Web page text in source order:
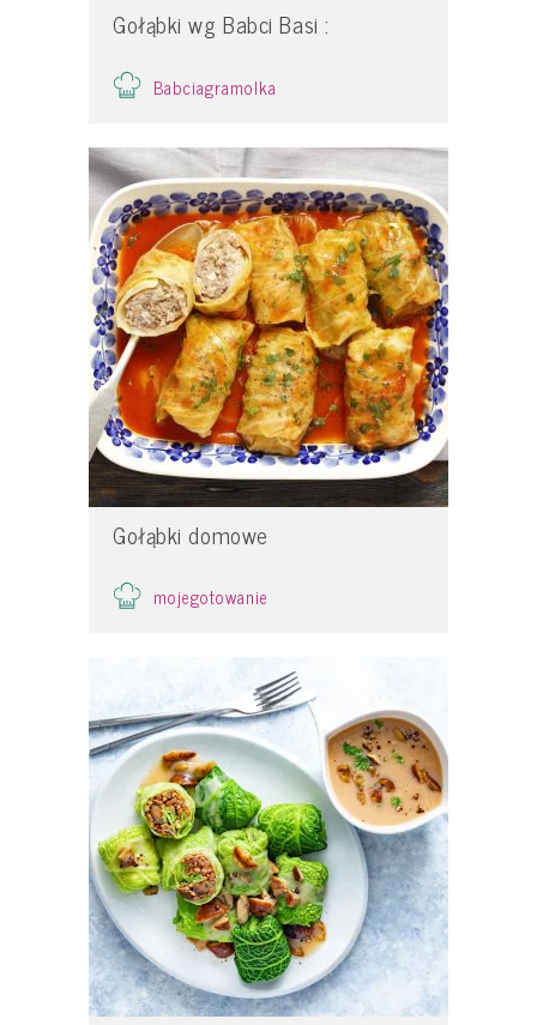
Gołąbki wg Babci Basi :
Babciagramolka
Gołąbki domowe
mojegotowanie